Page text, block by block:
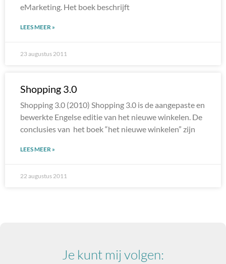
eMarketing. Het boek beschrijft
LEES MEER »
23 augustus 2011
Shopping 3.0
Shopping 3.0 (2010) Shopping 3.0 is de aangepaste en
bewerkte Engelse editie van het nieuwe winkelen. De
conclusies van het boek “het nieuwe winkelen” zijn
LEES MEER »
22 augustus 2011
Je kunt mij volgen: